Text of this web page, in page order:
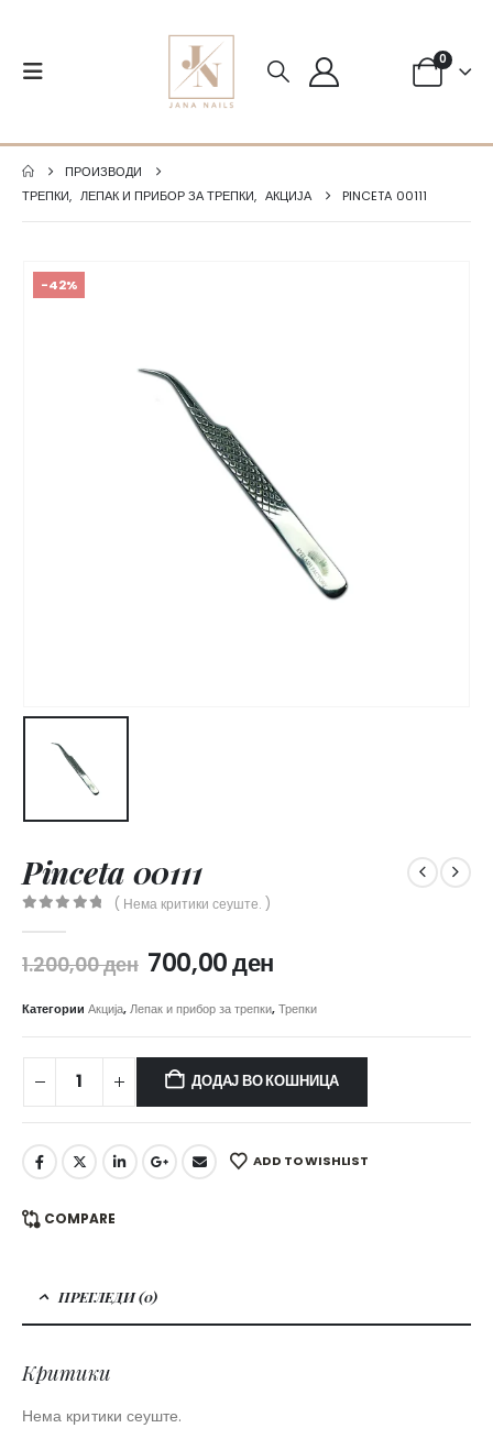
0
ПРОИЗВОДИ
ТРЕПКИ, ЛЕПАК И ПРИБОР ЗА ТРЕПКИ, АКЦИЈА PINCETA 00111
-42%
Pinceta 00111
( Нема критики сеуште. )
1.200,00ден Original
was:
1.200,00 ден.
700,00денCurrent
is:
700,00 ден.
Категории Акција,Лепак и прибор за трепки,Трепки
ДОДАЈ ВО КОШНИЦА
ADD TO WISHLIST
COMPARE
ПРЕГЛЕДИ (0)
Критики
Нема критики сеуште.